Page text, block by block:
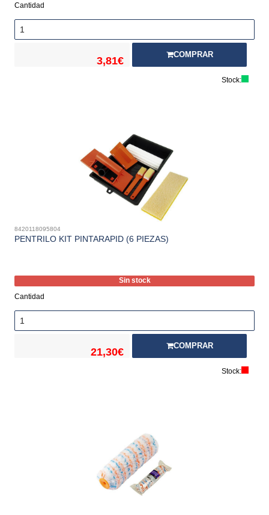
Cantidad
3,81€
COMPRAR
Stock:
8420118095804
PENTRILO KIT PINTARAPID (6 PIEZAS)
Sin stock
Cantidad
21,30€
COMPRAR
Stock: